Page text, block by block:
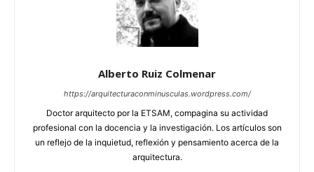
Alberto Ruiz Colmenar
https://arquitecturaconminusculas.wordpress.com/
Doctor arquitecto por la ETSAM, compagina su actividad
profesional con la docencia y la investigación. Los artículos son
un reflejo de la inquietud, reflexión y pensamiento acerca de la
arquitectura.